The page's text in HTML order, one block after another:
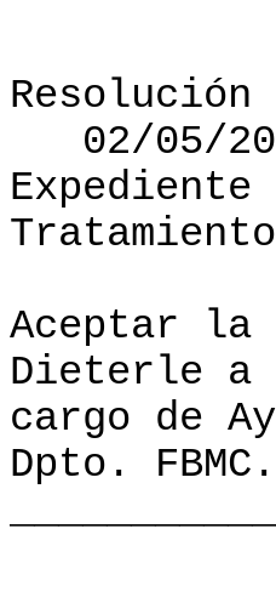
Resolución
02/05/
Expediente
Aceptar la
Dieterle
cargo de
Dpto.